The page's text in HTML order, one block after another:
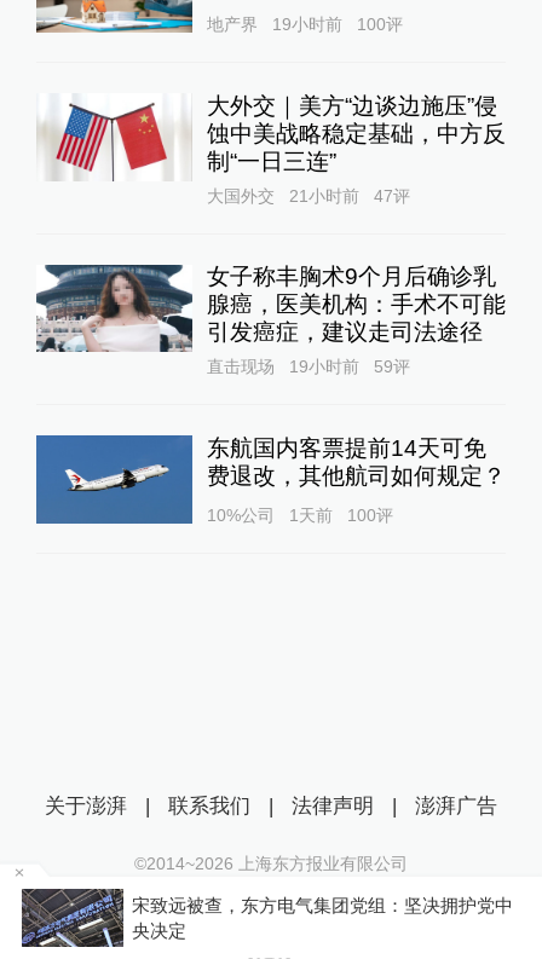
地产界 19小时前 100评
大外交｜美方“边谈边施压”侵
蚀中美战略稳定基础，中方反
制“一日三连”
大国外交 21小时前 47评
女子称丰胸术9个月后确诊乳
腺癌，医美机构：手术不可能
引发癌症，建议走司法途径
直击现场 19小时前 59评
东航国内客票提前14天可免
费退改，其他航司如何规定？
10%公司 1天前 100评
宋致远被查，东方电气集团党组：坚决拥护党中
央决定
关于澎湃 | 联系我们 | 法律声明 | 澎湃广告
©2014~2026 上海东方报业有限公司
沪ICP证：沪B2-20170116 | 沪ICP备14003370号
互联网新闻信息服务许可证：31120170006